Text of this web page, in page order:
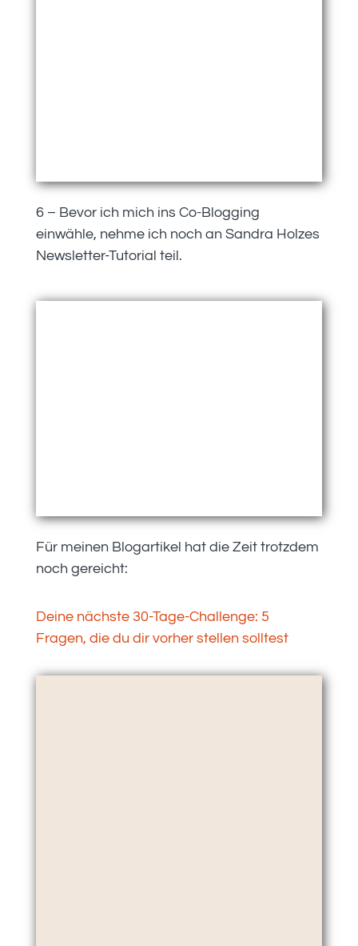
6 – Bevor ich mich ins Co-Blogging
einwähle, nehme ich noch an Sandra Holzes
Newsletter-Tutorial teil.
Für meinen Blogartikel hat die Zeit trotzdem
noch gereicht:
Deine nächste 30-Tage-Challenge: 5
Fragen, die du dir vorher stellen solltest